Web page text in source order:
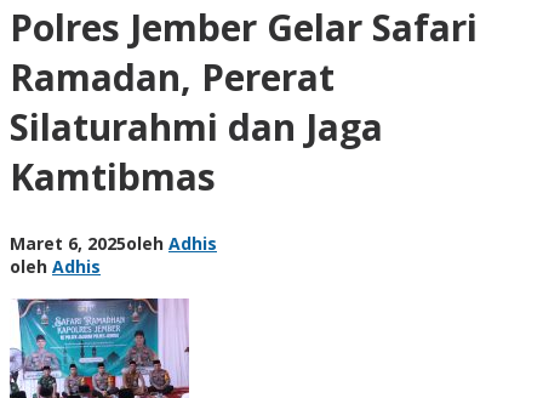
Polres Jember Gelar Safari
Ramadan, Pererat
Silaturahmi dan Jaga
Kamtibmas
Maret 6, 2025oleh Adhis
oleh Adhis